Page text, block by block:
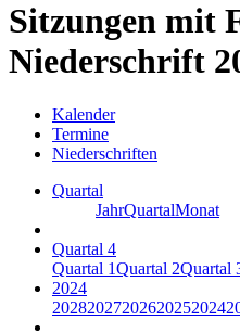
Sitzungen mit
Niederschrift
Kalender
Termine
Niederschriften
Quartal
JahrQuartalMonat
Quartal 4
Quartal 1Quartal 2Quartal
2024
20282027202620252024